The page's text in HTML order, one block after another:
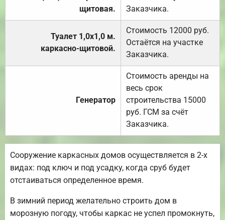
щитовая.
Заказчика.
Туалет 1,0х1,0 м.
каркасно-щитовой.
Стоимость 12000 руб.
Остаётся на участке
Заказчика.
Генератор
Стоимость аренды на
весь срок
строительства 15000
руб. ГСМ за счёт
Заказчика.
Сооружение каркасных домов осуществляется в 2-х
видах: под ключ и под усадку, когда сруб будет
отстаиваться определенное время.
В зимний период желательно строить дом в
морозную погоду, чтобы каркас не успел промокнуть,